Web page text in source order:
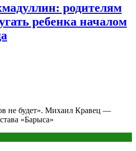
родителям
ребенка началом
не будет». Михаил Кравец —
«Барыса»